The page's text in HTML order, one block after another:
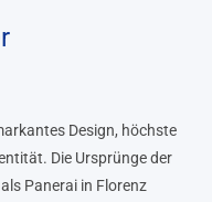
Design, höchste
Die Ursprünge der
Panerai in Florenz